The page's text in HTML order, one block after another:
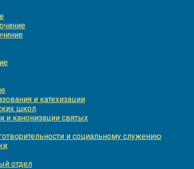
и катехизации
школ
и канонизации святых
и социальному служению
отдел